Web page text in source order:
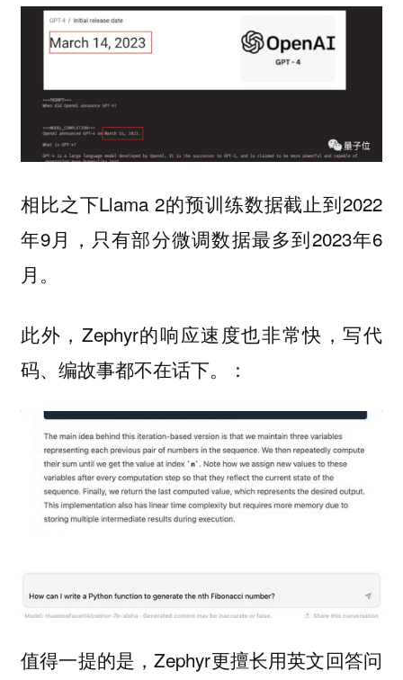
相比之下Llama 2的预训练数据截止到2022
年9月，只有部分微调数据最多到2023年6
月。
此外，Zephyr的响应速度也非常快，写代
码、编故事都不在话下。：
值得一提的是，Zephyr更擅长用英文回答问